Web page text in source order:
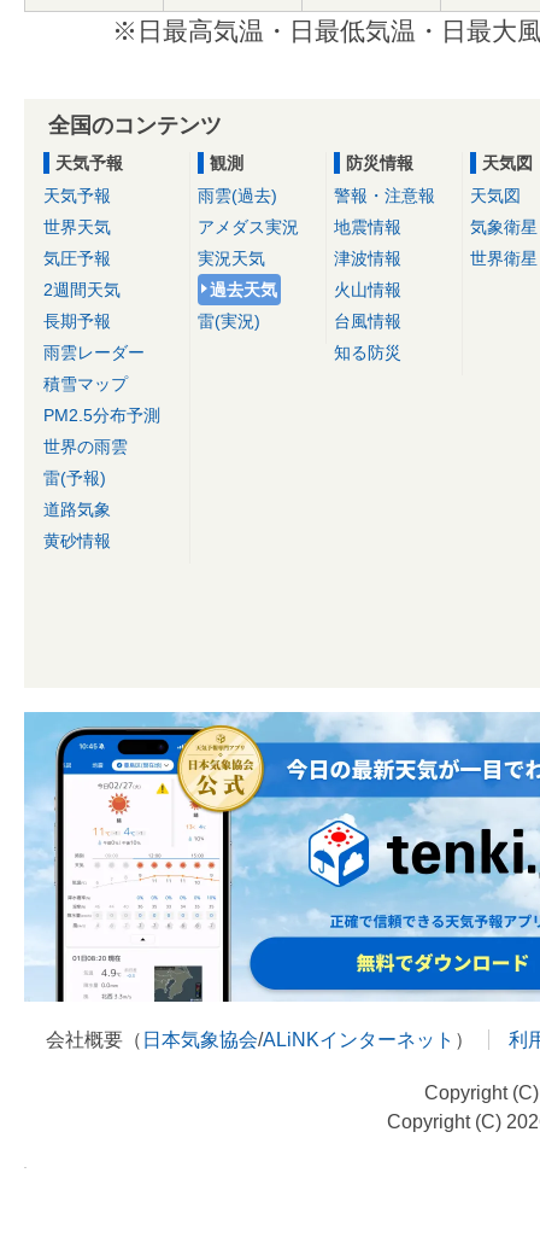
※日最高気温・日最低気温・日最大
全国のコンテンツ
天気予報
天気予報
世界天気
気圧予報
2週間天気
長期予報
雨雲レーダー
積雪マップ
PM2.5分布予測
世界の雨雲
雷(予報)
道路気象
黄砂情報
観測
雨雲(過去)
アメダス実況
実況天気
過去天気
雷(実況)
防災情報
警報・注意報
地震情報
津波情報
火山情報
台風情報
知る防災
天気図
天気図
気象衛星
世界衛星
会社概要（ 日本気象協会/ALiNKインターネット ） 利
Copyright
Copyright (C)